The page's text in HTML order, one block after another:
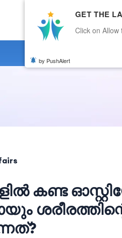
Home Current
കണ്ട
GET THE
Click on
by PushAlert